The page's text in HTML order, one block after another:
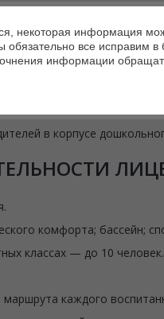
в корпусе
комфорта; бассейн;
классах — до 10 человек.
каждого
некоторая информация
обязательно все исправим
информации